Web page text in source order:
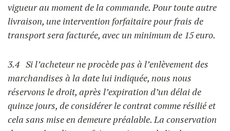
vigueur au moment de la commande. Pour toute autre
livraison, une intervention forfaitaire pour frais de
transport sera facturée, avec un minimum de 15 euro.
3.4 Si l’acheteur ne procède pas à l’enlèvement des
marchandises à la date lui indiquée, nous nous
réservons le droit, après l’expiration d’un délai de
quinze jours, de considérer le contrat comme résilié et
cela sans mise en demeure préalable. La conservation